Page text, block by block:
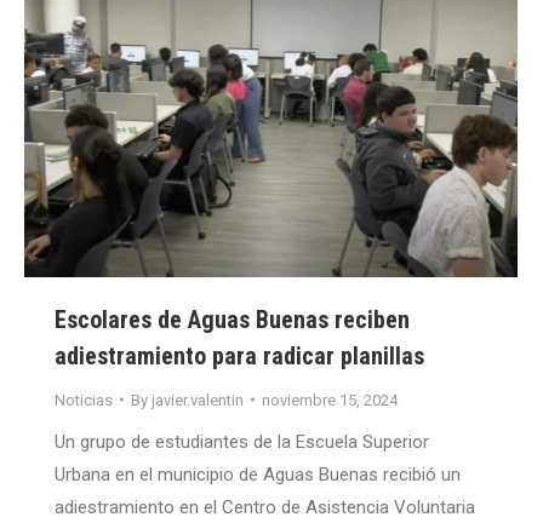
Escolares de Aguas Buenas reciben
adiestramiento para radicar planillas
Noticias By javier.valentin noviembre 15, 2024
Un grupo de estudiantes de la Escuela Superior
Urbana en el municipio de Aguas Buenas recibió un
adiestramiento en el Centro de Asistencia Voluntaria